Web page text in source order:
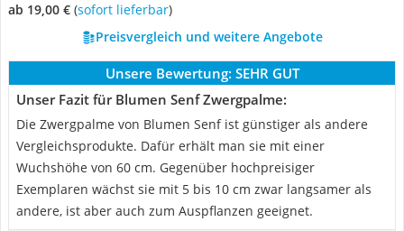
ab 19,00 € ( Sofort lieferbar)
Preisvergleich und weitere Angebote
Unsere Bewertung: SEHR GUT
Unser Fazit für Blumen Senf Zwergpalme:
Die Zwergpalme von Blumen Senf ist günstiger als andere
Vergleichsprodukte. Dafür erhält man sie mit einer
Wuchshöhe von 60 cm. Gegenüber hochpreisiger
Exemplaren wächst sie mit 5 bis 10 cm zwar langsamer als
andere, ist aber auch zum Auspflanzen geeignet.